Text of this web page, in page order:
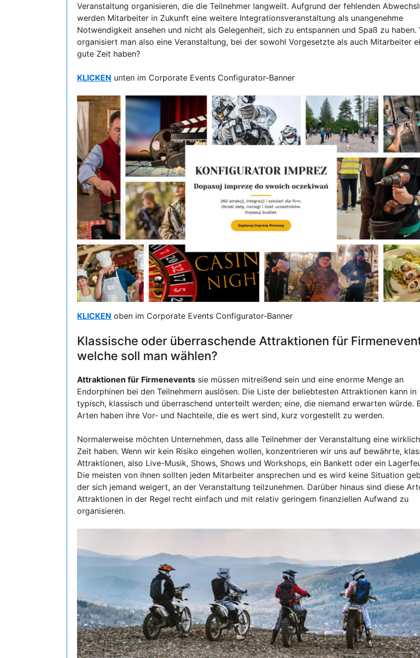
Veranstaltung organisieren, die die Teilnehmer langweilt. Aufgrund der fehlenden
werden Mitarbeiter in Zukunft eine weitere Integrationsveranstaltung als unangenehme
Notwendigkeit ansehen und nicht als Gelegenheit, sich zu entspannen und Spaß zu haben.
organisiert man also eine Veranstaltung, bei der sowohl Vorgesetzte als auch Mitarbeiter
gute Zeit haben?
KLICKEN unten im Corporate Events Configurator-Banner
KLICKEN oben im Corporate Events Configurator-Banner
Klassische oder überraschende Attraktionen für
welche soll man wählen?
Attraktionen für Firmenevents sie müssen mitreißend sein und eine enorme Menge an
Endorphinen bei den Teilnehmern auslösen. Die Liste der beliebtesten Attraktionen kann in
typisch, klassisch und überraschend unterteilt werden; eine, die niemand erwarten würde.
Arten haben ihre Vor- und Nachteile, die es wert sind, kurz vorgestellt zu werden.
Normalerweise möchten Unternehmen, dass alle Teilnehmer der Veranstaltung eine
Zeit haben. Wenn wir kein Risiko eingehen wollen, konzentrieren wir uns auf bewährte,
Attraktionen, also Live-Musik, Shows, Shows und Workshops, ein Bankett oder ein
Die meisten von ihnen sollten jeden Mitarbeiter ansprechen und es wird keine Situation
der sich jemand weigert, an der Veranstaltung teilzunehmen. Darüber hinaus sind diese
Attraktionen in der Regel recht einfach und mit relativ geringem finanziellen Aufwand zu
organisieren.